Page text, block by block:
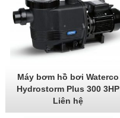
Máy bơm hồ bơi Waterco
Hydrostorm Plus 300 3HP
Liên hệ